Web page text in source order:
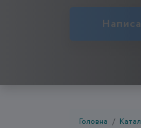
Головна